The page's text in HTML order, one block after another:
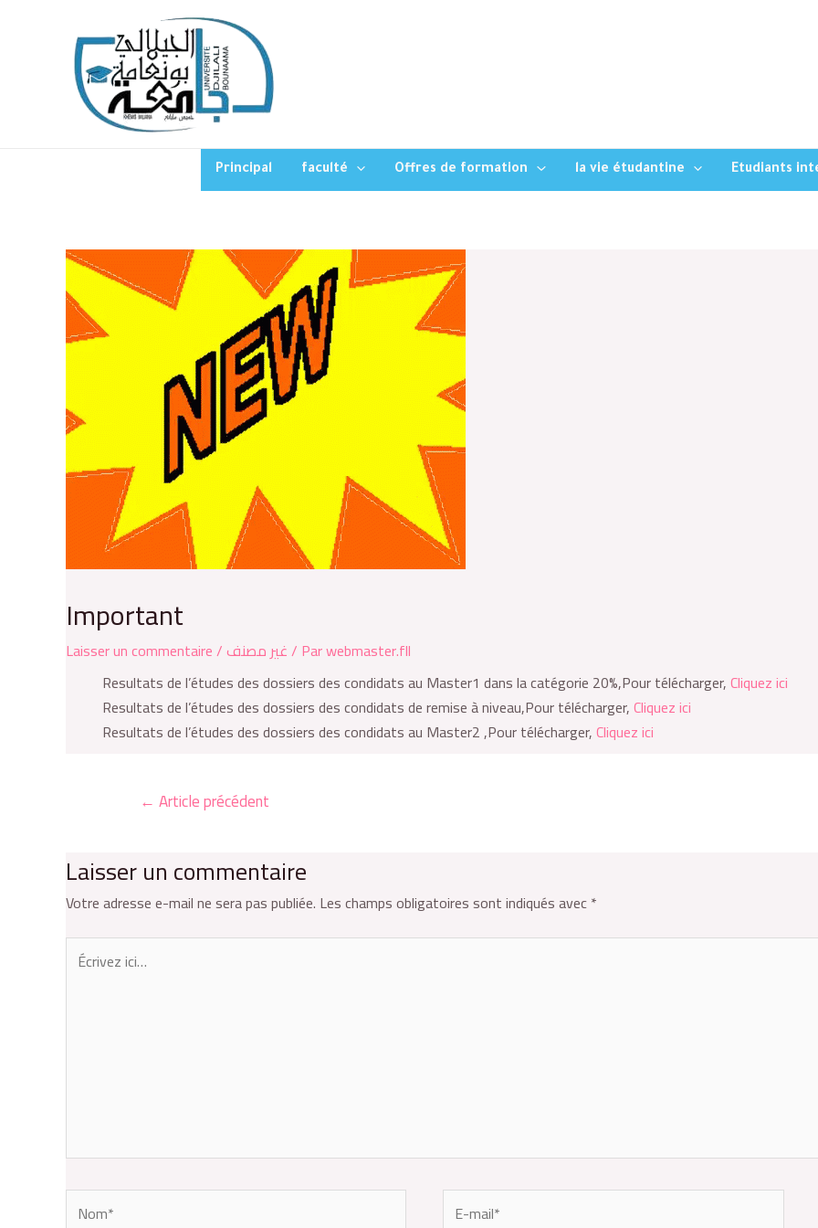
Principal faculté Offres de formation la vie étudantine Etudiants
Important
Laisser un commentaire/غير مصنف/ Parwebmaster.fll
Resultats de l’études des dossiers des condidats au Master1 dans la catégorie 20%,Pour télécharger,Cliquez ici
Resultats de l’études des dossiers des condidats de remise à niveau,Pour télécharger,Cliquez ici
Resultats de l’études des dossiers des condidats au Master2 ,Pour télécharger,Cliquez ici
← Article précédent
Laisser un commentaire
Votre adresse e-mail ne sera pas publiée. Les champs obligatoires sont indiqués avec*